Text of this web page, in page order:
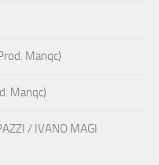
Manqc)
Manqc)
/ IVANO MAGI